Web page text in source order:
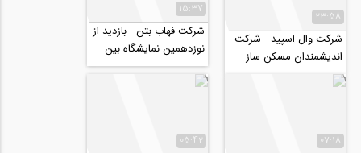
23:58
شرکت وال اِسپید - شرکت
اندیشمندان مسکن ساز
آرشام - بازدید از نوزدهمین
نمایشگاه...
15:37
شرکت فهاب بتن - بازدید از
نوزدهمین نمایشگاه بین
المللی صنعت ساختمان
07:18
05:42